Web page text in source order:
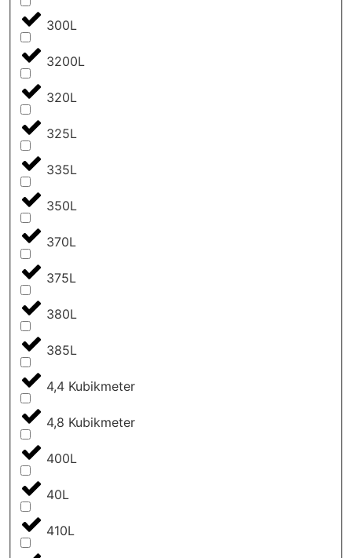
300L
3200L
320L
325L
335L
350L
370L
375L
380L
385L
4,4 Kubikmeter
4,8 Kubikmeter
400L
40L
410L